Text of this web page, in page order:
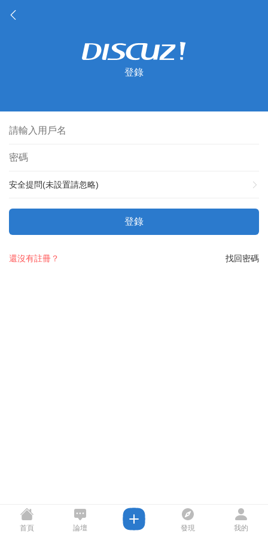
登錄
安全提問(未設置請忽略)
登錄
找回密碼
還沒有註冊？
首頁 論壇 發現 我的